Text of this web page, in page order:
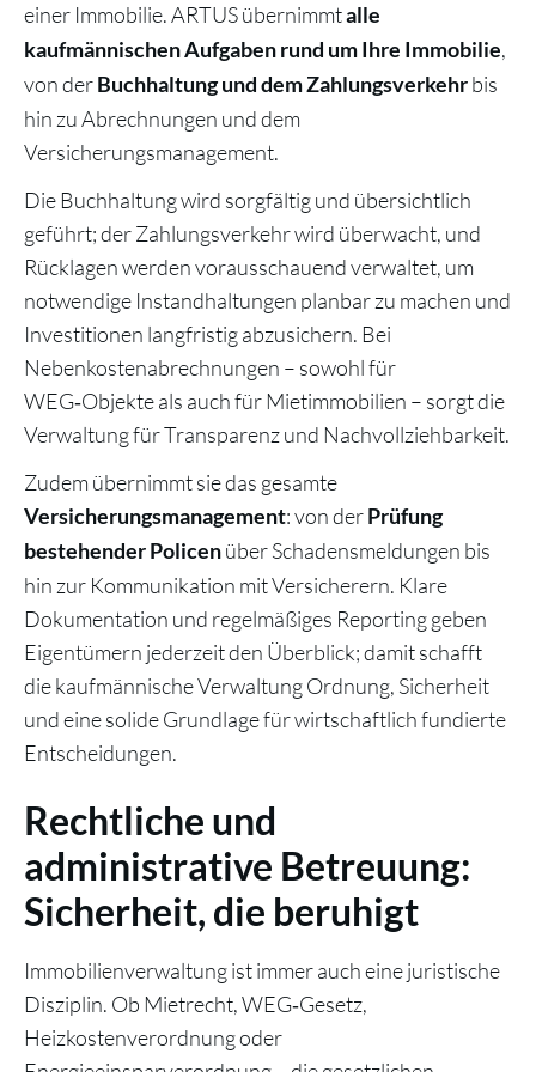
einer Immobilie. ARTUS übernimmtalle
kaufmännischen Aufgaben rund um Ihre Immobilie,
von derBuchhaltung und dem Zahlungsverkehrbis
hin zu Abrechnungen und dem
Versicherungsmanagement.
Die Buchhaltung wird sorgfältig und übersichtlich
geführt; der Zahlungsverkehr wird überwacht, und
Rücklagen werden vorausschauend verwaltet, um
notwendige Instandhaltungen planbar zu machen und
Investitionen langfristig abzusichern. Bei
Nebenkostenabrechnungen – sowohl für
WEG‑Objekte als auch für Mietimmobilien – sorgt die
Verwaltung für Transparenz und Nachvollziehbarkeit.
Zudem übernimmt sie das gesamte
Versicherungsmanagement: von derPrüfung
bestehender Policenüber Schadensmeldungen bis
hin zur Kommunikation mit Versicherern. Klare
Dokumentation und regelmäßiges Reporting geben
Eigentümern jederzeit den Überblick; damit schafft
die kaufmännische Verwaltung Ordnung, Sicherheit
und eine solide Grundlage für wirtschaftlich fundierte
Entscheidungen.
Rechtliche und
administrative Betreuung:
Sicherheit, die beruhigt
Immobilienverwaltung ist immer auch eine juristische
Disziplin. Ob Mietrecht, WEG‑Gesetz,
Heizkostenverordnung oder